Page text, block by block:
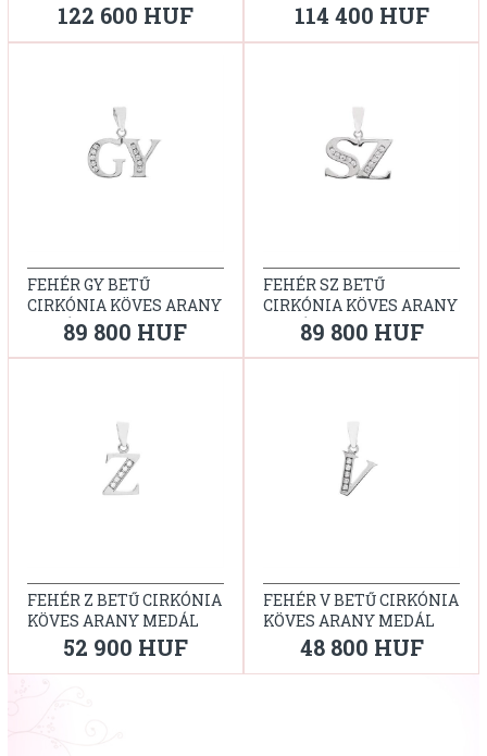
122 600 HUF 114 400 HUF
FEHÉR GY BETŰ
CIRKÓNIA KÖVES ARANY
MEDÁL89 800 HUF
FEHÉR SZ BETŰ
CIRKÓNIA KÖVES ARANY
MEDÁL89 800 HUF
FEHÉR Z BETŰ CIRKÓNIA
KÖVES ARANY MEDÁL
52 900 HUF
FEHÉR V BETŰ CIRKÓNIA
KÖVES ARANY MEDÁL
48 800 HUF